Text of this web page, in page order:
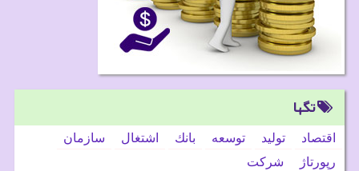
تگها
اقتصاد تولید توسعه بانك اشتغال
سازمان
رپورتاژ
شركت